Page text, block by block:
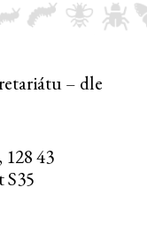
– dle
43
S35